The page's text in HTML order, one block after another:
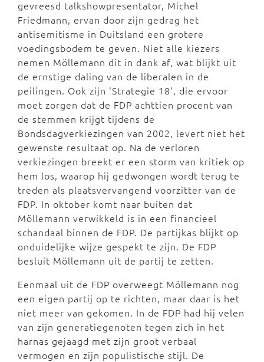
gevreesd talkshowpresentator, Michel
Friedmann, ervan door zijn gedrag het
antisemitisme in Duitsland een grotere
voedingsbodem te geven. Niet alle kiezers
nemen Möllemann dit in dank af, wat blijkt uit
de ernstige daling van de liberalen in de
peilingen. Ook zijn 'Strategie 18', die ervoor
moet zorgen dat de FDP achttien procent van
de stemmen krijgt tijdens de
Bondsdagverkiezingen van 2002, levert niet het
gewenste resultaat op. Na de verloren
verkiezingen breekt er een storm van kritiek op
hem los, waarop hij gedwongen wordt terug te
treden als plaatsvervangend voorzitter van de
FDP. In oktober komt naar buiten dat
Möllemann verwikkeld is in een financieel
schandaal binnen de FDP. De partijkas blijkt op
onduidelijke wijze gespekt te zijn. De FDP
besluit Möllemann uit de partij te zetten.
Eenmaal uit de FDP overweegt Möllemann nog
een eigen partij op te richten, maar daar is het
niet meer van gekomen. In de FDP had hij velen
van zijn generatiegenoten tegen zich in het
harnas gejaagd met zijn groot verbaal
vermogen en zijn populistische stijl. De